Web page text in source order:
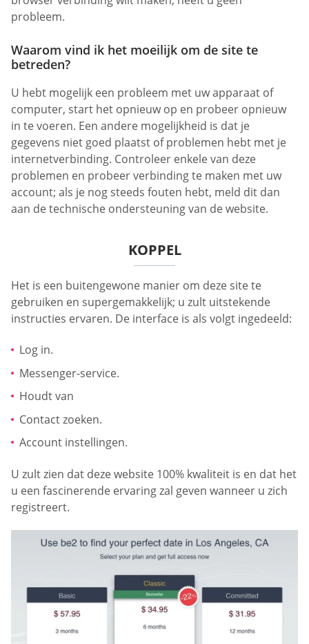
probleem.
Waarom vind ik het moeilijk om de site te
betreden?
U hebt mogelijk een probleem met uw apparaat of
computer, start het opnieuw op en probeer opnieuw
in te voeren. Een andere mogelijkheid is dat je
gegevens niet goed plaatst of problemen hebt met je
internetverbinding. Controleer enkele van deze
problemen en probeer verbinding te maken met uw
account; als je nog steeds fouten hebt, meld dit dan
aan de technische ondersteuning van de website.
KOPPEL
Het is een buitengewone manier om deze site te
gebruiken en supergemakkelijk; u zult uitstekende
instructies ervaren. De interface is als volgt ingedeeld:
Log in.
Messenger-service.
Houdt van
Contact zoeken.
Account instellingen.
U zult zien dat deze website 100% kwaliteit is en dat het
u een fascinerende ervaring zal geven wanneer u zich
registreert.